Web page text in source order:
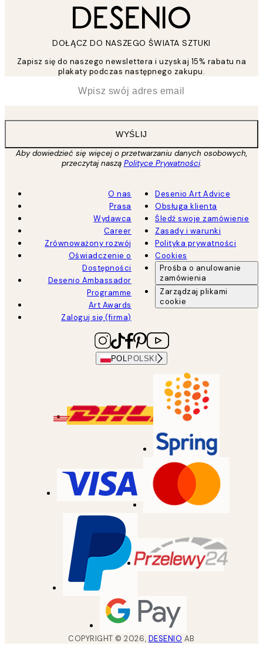
DOŁĄCZ DO NASZEGO ŚWIATA SZTUKI
Zapisz się do naszego newslettera i uzyskaj 15% rabatu na
plakaty podczas następnego zakupu.
WYŚLIJ
Aby dowiedzieć się więcej o przetwarzaniu danych osobowych,
przeczytaj naszą Polityce Prywatności.
O nas
Prasa
Wydawca
Career
Zrównoważony rozwój
Oświadczenie o
Dostępności
Desenio Ambassador
Programme
Art Awards
Zaloguj się (firma)
Desenio Art Advice
Obsługa klienta
Śledź swoje zamówienie
Zasady i warunki
Polityka prywatności
Cookies
Prośba o anulowanie
zamówienia
Zarządzaj plikami
cookie
POL POLSKI
COPYRIGHT ©2026, DESENIO AB